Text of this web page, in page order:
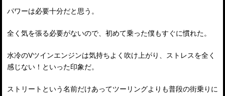
パワーは必要十分だと思う。
全く気を張る必要がないので、初めて乗った僕もすぐに慣れた。
水冷のVツインエンジンは気持ちよく吹け上がり、ストレスを全く
感じない！といった印象だ。
ストリートという名前だけあってツーリングよりも普段の街乗りに